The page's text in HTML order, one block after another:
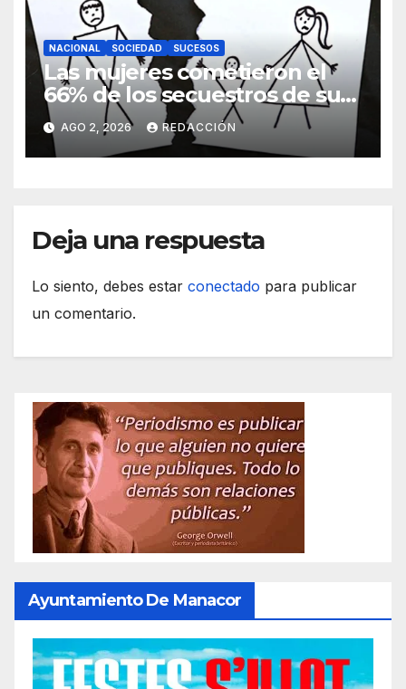
NACIONAL SOCIEDAD SUCESOS
Las mujeres cometieron el
66% de los secuestros de sus
hijos
AGO 2, 2026 REDACCIÓN
Deja una respuesta
Lo siento, debes estar conectado para publicar
un comentario.
Ayuntamiento De Manacor